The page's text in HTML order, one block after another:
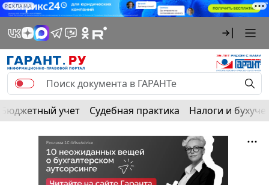
РЕКЛАМА
Бюджетный учет Судебная практика Налоги и